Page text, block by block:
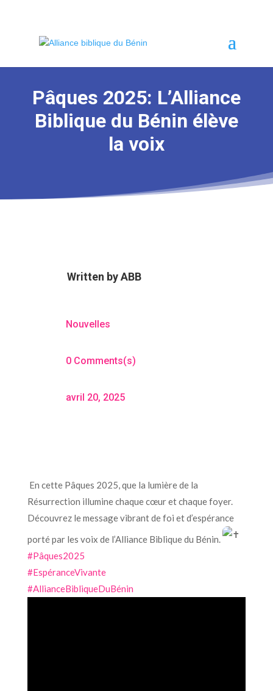
Pâques 2025: L’Alliance
Biblique du Bénin élève
la voix
Written byABB
Nouvelles
0 Comments(s)
avril 20, 2025
En cette Pâques 2025, que la lumière de la
Résurrection illumine chaque cœur et chaque foyer.
Découvrez le message vibrant de foi et d’espérance
porté par les voix de l’Alliance Biblique du Bénin.
#Pâques2025
#EspéranceVivante
#AllianceBibliqueDuBénin